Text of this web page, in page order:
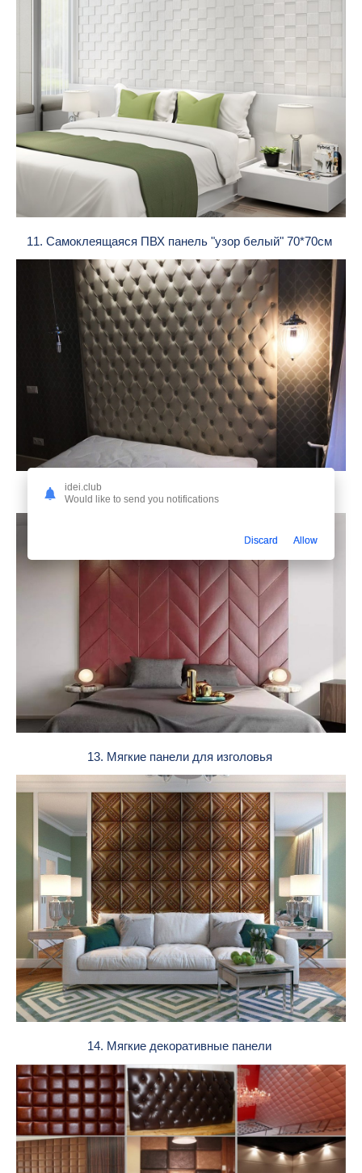
11. Самоклеящаяся ПВХ панель "узор белый" 70*70см
12. Каретная стяжка АРТПОЛЕ
13. Мягкие панели для изголовья
14. Мягкие декоративные панели
idei.club
Would like to send you notifications
Discard Allow